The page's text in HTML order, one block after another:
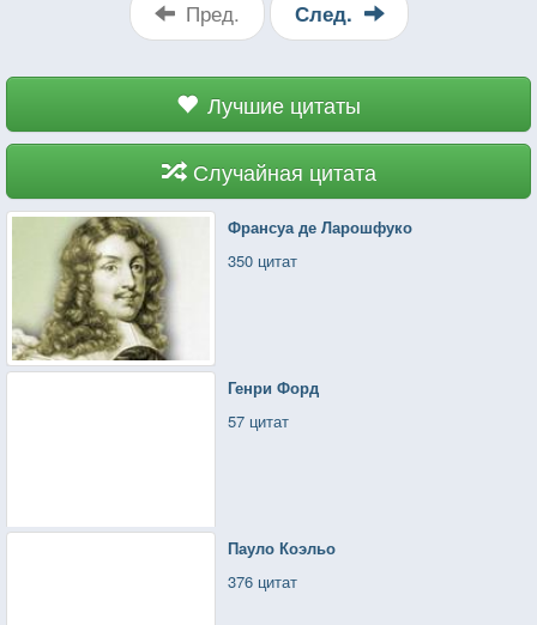
Пред. След.
Лучшие цитаты
Случайная цитата
Франсуа де Ларошфуко
350 цитат
Генри Форд
57 цитат
Пауло Коэльо
376 цитат